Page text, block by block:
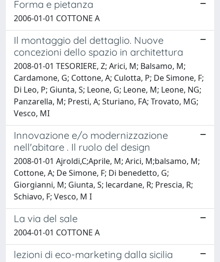
Forma e pietanza
2006-01-01 COTTONE A
Il montaggio del dettaglio. Nuove
concezioni dello spazio in architettura
2008-01-01 TESORIERE, Z; Arici, M; Balsamo, M;
Cardamone, G; Cottone, A; Culotta, P; De Simone, F;
Di Leo, P; Giunta, S; Leone, G; Leone, M; Leone, NG;
Panzarella, M; Presti, A; Sturiano, FA; Trovato, MG;
Vesco, MI
Innovazione e/o modernizzazione
nell'abitare . Il ruolo del design
2008-01-01 Ajroldi,C;Aprile, M; Arici, M;balsamo, M;
Cottone, A; De Simone, F; Di benedetto, G;
Giorgianni, M; Giunta, S; lecardane, R; Prescia, R;
Schiavo, F; Vesco, M I
La via del sale
2004-01-01 COTTONE A
lezioni di eco-marketing dalla sicilia